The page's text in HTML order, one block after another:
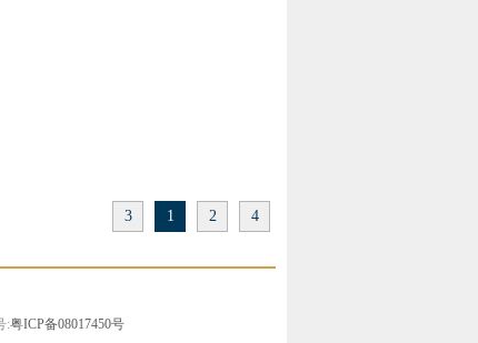
3 1 2 4
:粤ICP备08017450号